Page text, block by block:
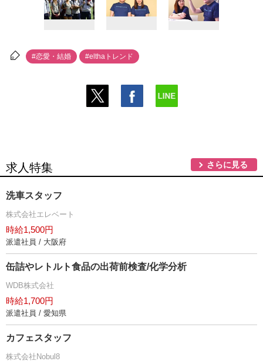
#恋愛・結婚 #elthaトレンド
求人特集 さらに見る
洗車スタッフ
株式会社エレベート
時給1,500円
派遣社員 / 大阪府
缶詰やレトルト食品の出荷前検査/化学分析
WDB株式会社
時給1,700円
派遣社員 / 愛知県
カフェスタッフ
株式会社Nobul8